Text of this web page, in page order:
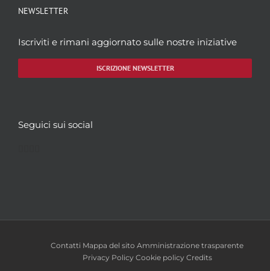
NEWSLETTER
Iscriviti e rimani aggiornato sulle nostre iniziative
ISCRIZIONE NEWSLETTER
Seguici sui social
Contatti Mappa del sito Amministrazione trasparente
Privacy Policy Cookie policy Credits